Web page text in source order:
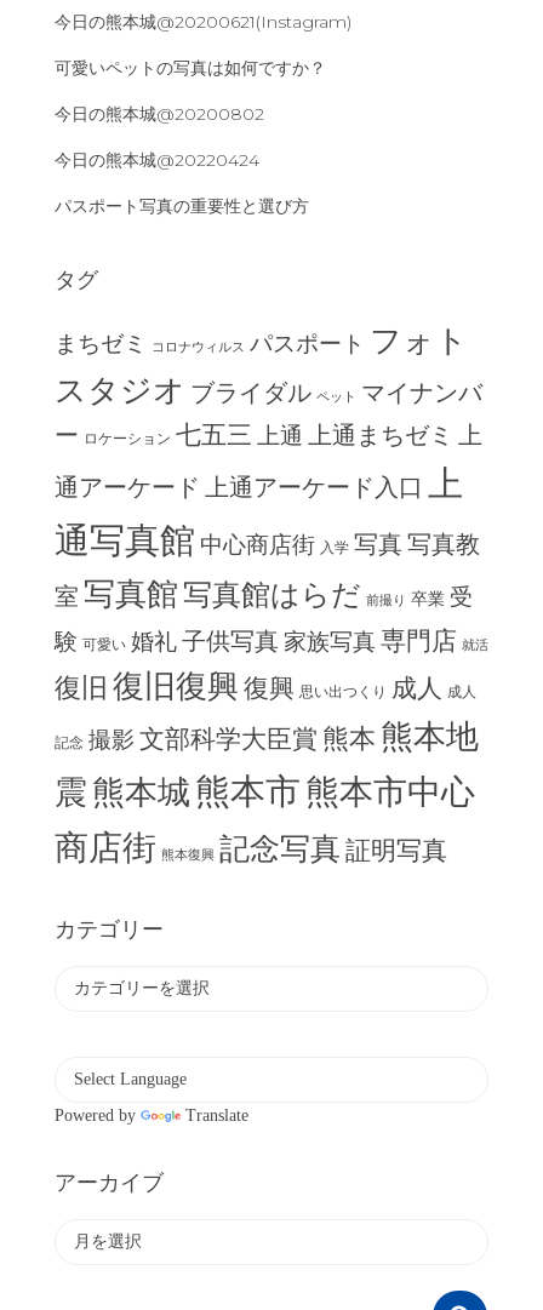
今日の熊本城@20200621(Instagram)
可愛いペットの写真は如何ですか？
今日の熊本城@20200802
今日の熊本城@20220424
パスポート写真の重要性と選び方
タグ
まちゼミ コロナウィルス パスポート フォト
スタジオ ブライダル ペット
マイナンバ
ー ロケーション 七五三 上通 上通まちゼミ
上
通アーケード
上通アーケード入口
上
通写真館 中心商店街 入学 写真写真教
室 写真館 写真館はらだ 前撮り 卒業 受
験 可愛い 婚礼子供写真 家族写真専門店 就活
復旧 復旧復興 復興 思い出つくり 成人 成人
記念 撮影 文部科学大臣賞 熊本 熊本地
震 熊本城 熊本市熊本市中心
商店街 熊本復興 記念写真 証明写真
カテゴリー
Powered by
Translate
アーカイブ